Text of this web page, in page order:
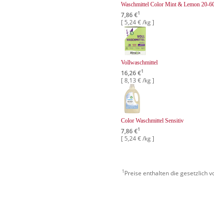
Waschmittel Color Mint & Lemon 20-
7,86 €1
[ 5,24 € /kg ]
Vollwaschmittel
16,26 €1
[ 8,13 € /kg ]
Color Waschmittel Sensitiv
7,86 €1
[ 5,24 € /kg ]
1 Preise enthalten die gesetzlich